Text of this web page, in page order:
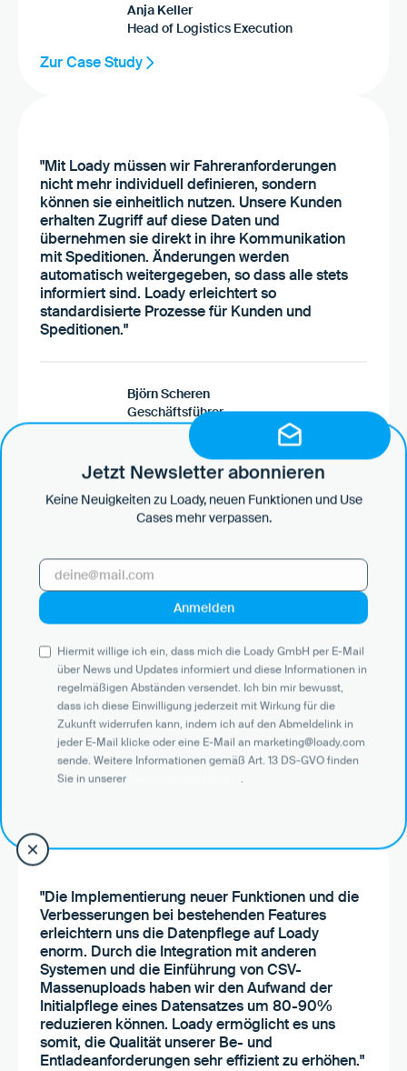
Anja Keller
Head of Logistics Execution
Zur Case Study
"Mit Loady müssen wir Fahreranforderungen
nicht mehr individuell definieren, sondern
können sie einheitlich nutzen. Unsere Kunden
erhalten Zugriff auf diese Daten und
übernehmen sie direkt in ihre Kommunikation
mit Speditionen. Änderungen werden
automatisch weitergegeben, so dass alle stets
informiert sind. Loady erleichtert so
standardisierte Prozesse für Kunden und
Speditionen."
Björn Scheren
Geschäftsführer
unserer Kosten einsparen können, verbessert
das unser Geschäftsergebnis direkt im
sechsstelligen Bereich. Dann müssen wir
außerdem weniger Risikoaufschläge
und sind insgesamt wettbewerbsfähiger. Davon
wiederum profitieren unsere Kunden."
Konstantin Kubenz
Geschäftsführer
"Die Implementierung neuer Funktionen und die
Verbesserungen bei bestehenden Features
erleichtern uns die Datenpflege auf Loady
enorm. Durch die Integration mit anderen
Systemen und die Einführung von CSV-
Massenuploads haben wir den Aufwand der
Initialpflege eines Datensatzes um 80-90%
reduzieren können. Loady ermöglicht es uns
somit, die Qualität unserer Be- und
Entladeanforderungen sehr effizient zu erhöhen."
Jetzt Newsletter abonnieren
Keine Neuigkeiten zu Loady, neuen Funktionen und Use
Cases mehr verpassen.
Hiermit willige ich ein, dass mich die Loady GmbH per E-Mail
über News und Updates informiert und diese Informationen in
regelmäßigen Abständen versendet. Ich bin mir bewusst,
dass ich diese Einwilligung jederzeit mit Wirkung für die
Zukunft widerrufen kann, indem ich auf den Abmeldelink in
jeder E-Mail klicke oder eine E-Mail an marketing@loady.com
sende. Weitere Informationen gemäß Art. 13 DS-GVO finden
Sie in unserer
.